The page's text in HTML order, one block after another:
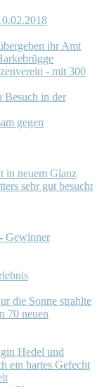
ihr Amt
- mit 300
Besuch in der
gegen
in neuem Glanz
sehr gut besucht
Gewinner
die Sonne strahlte
70 neuen
Hedel und
ein hartes Gefecht